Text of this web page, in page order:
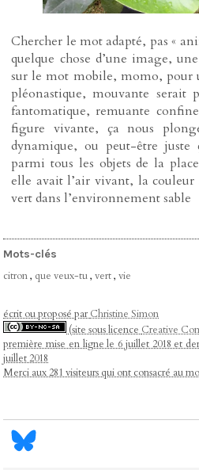
Chercher le mot adapté, pas «
quelque chose d’une image,
sur le mot mobile, momo, pour
pléonastique, mouvante serait
fantomatique, remuante
figure vivante, ça nous
dynamique, ou peut-être juste
parmi tous les objets de la
elle avait l’air vivant, la couleur
vert dans l’environnement sable
Mots-clés
citron, que veux-tu,vert,vie
écrit ou proposé parChristine Simon
(site sous licence Creative
première mise en ligne le 6 juillet 2018 et
juillet 2018
Merci aux 281 visiteurs qui ont consacré au